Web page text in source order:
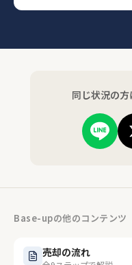
同じ状況の
Base-upの他のコンテンツ
売却の流れ